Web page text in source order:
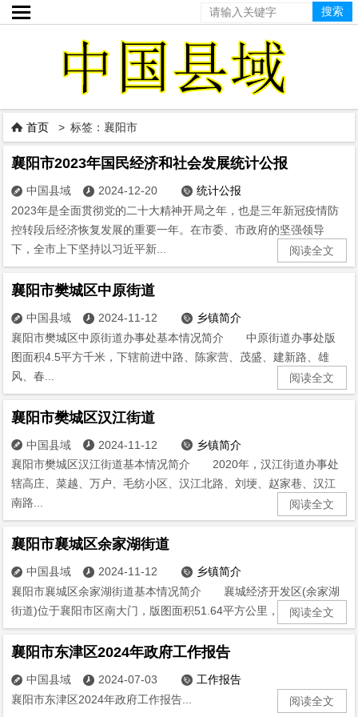

 首页 > 标签：襄阳市
襄阳市2023年国民经济和社会发展统计公报
 中国县域  2024-12-20  统计公报
2023年是全面贯彻党的二十大精神开局之年，也是三年新冠疫情防
控转段后经济恢复发展的重要一年。在市委、市政府的坚强领导
下，全市上下坚持以习近平新...
阅读全文
襄阳市樊城区中原街道
 中国县域  2024-11-12  乡镇简介
襄阳市樊城区中原街道办事处基本情况简介 中原街道办事处版
图面积4.5平方千米，下辖前进中路、陈家营、茂盛、建新路、雄
风、春...
阅读全文
襄阳市樊城区汉江街道
 中国县域  2024-11-12  乡镇简介
襄阳市樊城区汉江街道基本情况简介 2020年，汉江街道办事处
辖高庄、菜越、万户、毛纺小区、汉江北路、刘埂、赵家巷、汉江
南路...
阅读全文
襄阳市襄城区余家湖街道
 中国县域  2024-11-12  乡镇简介
襄阳市襄城区余家湖街道基本情况简介 襄城经济开发区(余家湖
街道)位于襄阳市区南大门，版图面积51.64平方公里，下辖11个...
阅读全文
襄阳市东津区2024年政府工作报告
 中国县域  2024-07-03  工作报告
襄阳市东津区2024年政府工作报告...
阅读全文